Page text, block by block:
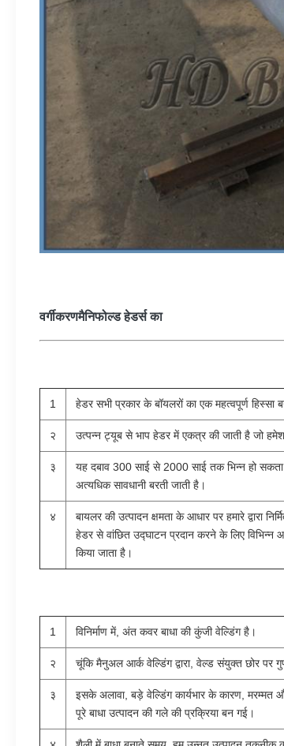
वर्गीकरणमैनिफोल्ड हेडर्स का
1 हेडर सभी प्रकार के बॉयलरों का एक महत्वपूर्ण हिस्सा
२ उत्पन्न ट्यूब से भाप हेडर में एकत्र की जाती है जो
३
यह दबाव 300 साई से 2000 साई तक भिन्न हो
अत्यधिक सावधानी बरती जाती है।
४
बायलर की उत्पादन क्षमता के आधार पर हमारे द्वारा
हेडर से वांछित उद्घाटन प्रदान करने के लिए
किया जाता है।
1 विनिर्माण में, अंत कवर बाधा की कुंजी वेल्डिंग है।
२ चूंकि मैनुअल आर्क वेल्डिंग द्वारा, वेल्ड संयुक्त छोर पर
३
इसके अलावा, बड़े वेल्डिंग कार्यभार के कारण,
पूरे बाधा उत्पादन की गले की प्रक्रिया बन गई।